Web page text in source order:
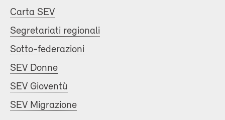
Carta SEV
Segretariati regionali
Sotto-federazioni
SEV Donne
SEV Gioventù
SEV Migrazione